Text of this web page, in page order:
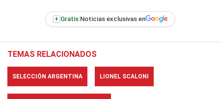
+ Gratis:Noticias exclusivas en
TEMAS RELACIONADOS
SELECCIÓN ARGENTINA LIONEL SCALONI